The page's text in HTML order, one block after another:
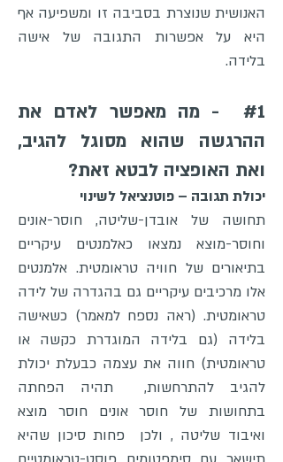
האנושית שנוצרת בסביבה זו ומשפיעה אף
היא על אפשרות התגובה של אישה
בלידה.
#1 - מה מאפשר לאדם את
ההרגשה שהוא מסוגל להגיב,
ואת האופציה לבטא זאת?
יכולת תגובה – פוטנציאל לשינוי
תחושה של אובדן-שליטה, חוסר-אונים
וחוסר-מוצא נמצאו כאלמנטים עיקריים
בתיאורים של חוויה טראומטית. אלמנטים
אלו מרכיבים עיקריים גם בהגדרה של לידה
טראומטית. (ראה נספח למאמר) כשאישה
בלידה (גם בלידה המוגדרת כקשה או
טראומטית) חווה את עצמה כבעלת יכולת
להגיב להתרחשות, תהיה הפחתה
בתחושות של חוסר אונים חוסר מוצא
ואיבוד שליטה , ולכן פחות סיכון שהיא